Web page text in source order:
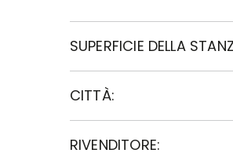
SUPERFICIE DELLA
CITTÀ:
RIVENDITORE: